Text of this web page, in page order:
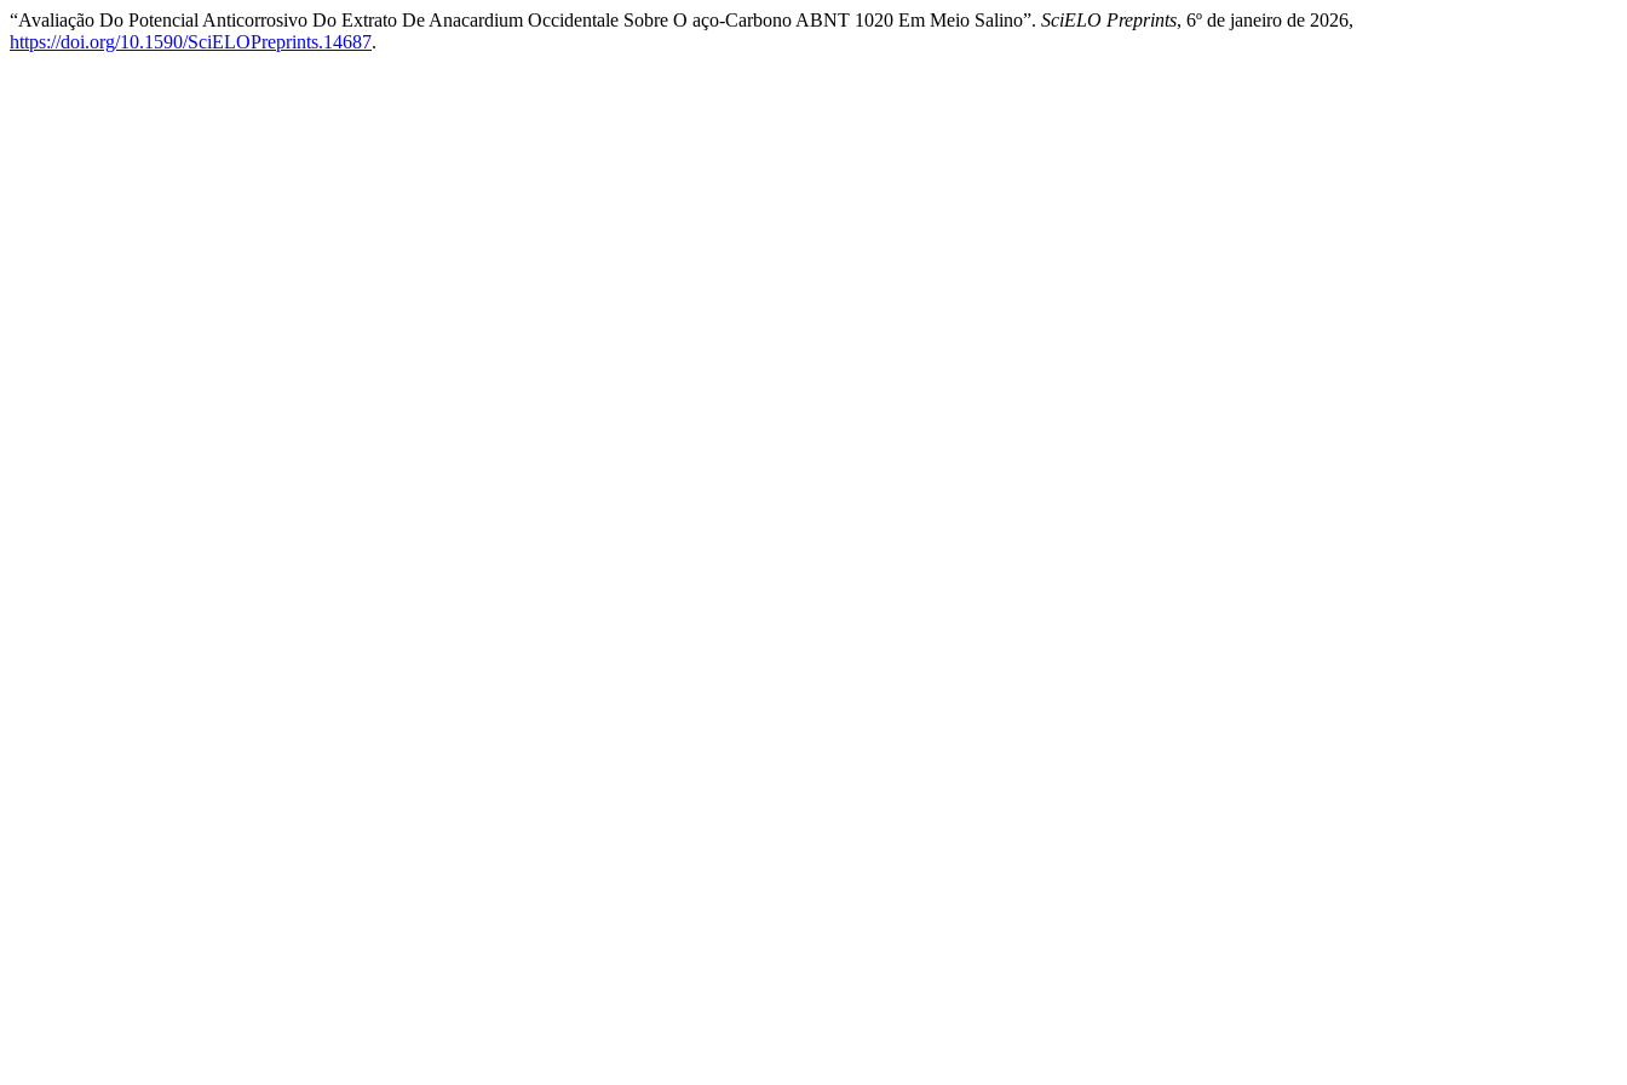
“Avaliação Do Potencial Anticorrosivo Do Extrato De Anacardium Occidentale Sobre O aço-Carbono ABNT 1020 Em Meio Salino”. SciELO Preprints, 6º de janeiro de 2026,
https://doi.org/10.1590/SciELOPreprints.14687.